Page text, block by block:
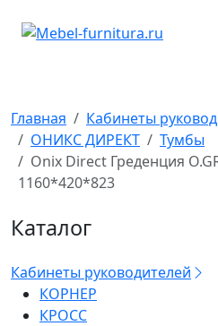
Главная
Кабинеты
ОНИКС ДИРЕКТ
Тумбы
Onix Direct Греденция
1160*420*823
Каталог
Кабинеты руководителей
КОРНЕР
КРОСС